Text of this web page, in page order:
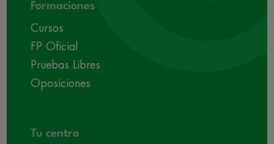
Formaciones
Cursos
FP Oficial
Pruebas Libres
Oposiciones
Tu centro